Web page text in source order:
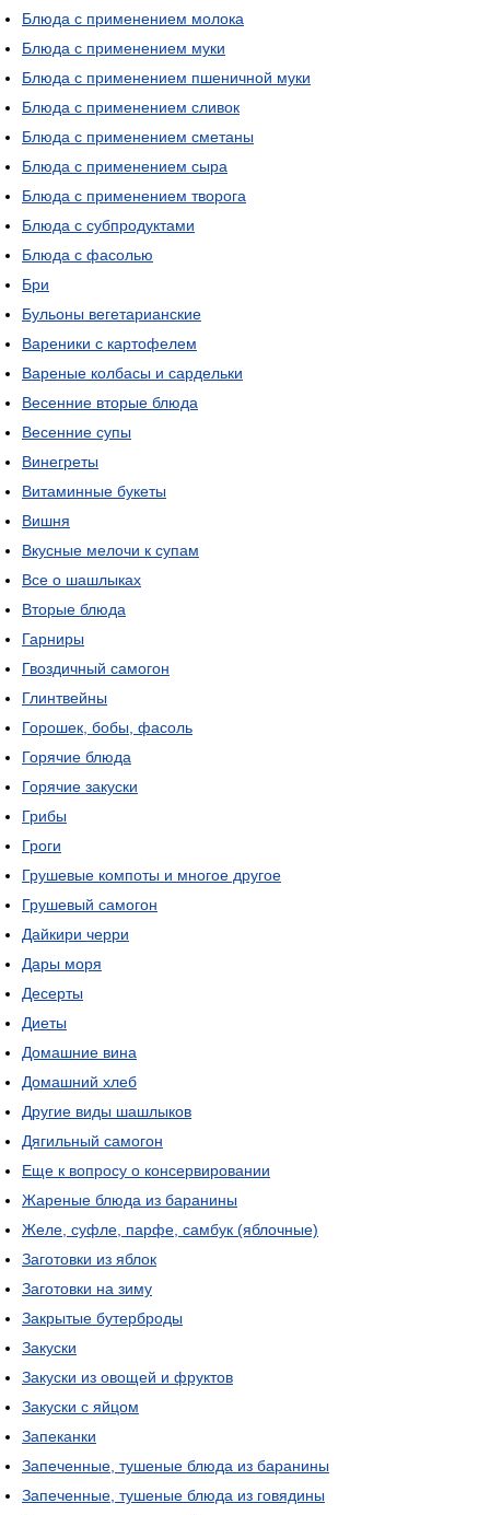
Блюда с применением молока
Блюда с применением муки
Блюда с применением пшеничной муки
Блюда с применением сливок
Блюда с применением сметаны
Блюда с применением сыра
Блюда с применением творога
Блюда с субпродуктами
Блюда с фасолью
Бри
Бульоны вегетарианские
Вареники с картофелем
Вареные колбасы и сардельки
Весенние вторые блюда
Весенние супы
Винегреты
Витаминные букеты
Вишня
Вкусные мелочи к супам
Все о шашлыках
Вторые блюда
Гарниры
Гвоздичный самогон
Глинтвейны
Горошек, бобы, фасоль
Горячие блюда
Горячие закуски
Грибы
Гроги
Грушевые компоты и многое другое
Грушевый самогон
Дайкири черри
Дары моря
Десерты
Диеты
Домашние вина
Домашний хлеб
Другие виды шашлыков
Дягильный самогон
Еще к вопросу о консервировании
Жареные блюда из баранины
Желе, суфле, парфе, самбук (яблочные)
Заготовки из яблок
Заготовки на зиму
Закрытые бутерброды
Закуски
Закуски из овощей и фруктов
Закуски с яйцом
Запеканки
Запеченные, тушеные блюда из баранины
Запеченные, тушеные блюда из говядины